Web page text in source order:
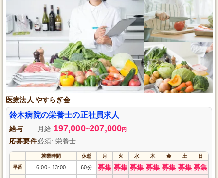
医療法人 やすらぎ会
鈴木病院の栄養士の正社員求人
給与 月給 197,000~207,000円
応募要件必須: 栄養士
就業時間 休憩 月 火 水 木 金 土 日
早番 6:00～ 13:00 60分 募集 募集 募集 募集 募集 募集 募集